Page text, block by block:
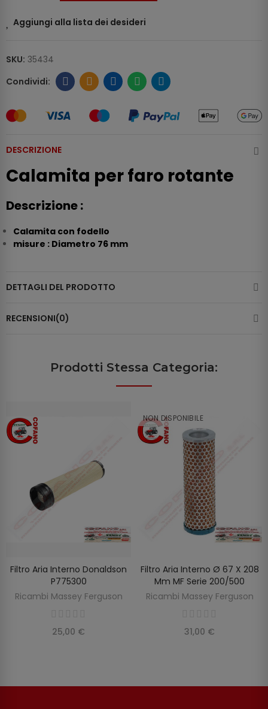
Aggiungi alla lista dei desideri
SKU: 35434
DESCRIZIONE
Calamita per faro rotante
Descrizione :
Calamita con fodello
misure : Diametro 76 mm
DETTAGLI DEL PRODOTTO
RECENSIONI(0)
Prodotti Stessa Categoria:
AGGIUNGI AL CARRELLO
Filtro Aria Interno Donaldson
P775300
Ricambi Massey Ferguson
25,00 €
NON DISPONIBILE
SCOPRIRE
Filtro Aria Interno Ø 67 X 208
Mm MF Serie 200/500
Ricambi Massey Ferguson
31,00 €